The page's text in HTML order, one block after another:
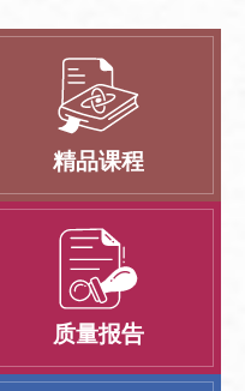
精品课程
质量报告